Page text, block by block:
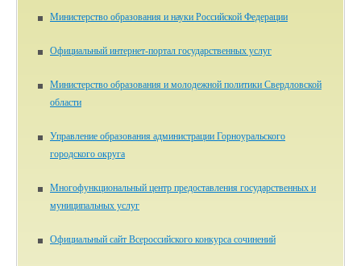
Министерство образования и науки Российской Федерации
Официальный интернет-портал государственных услуг
Министерство образования и молодежной политики Свердловской
области
Управление образования администрации Горноуральского
городского округа
Многофункциональный центр предоставления государственных и
муниципальных услуг
Официальный сайт Всероссийского конкурса сочинений